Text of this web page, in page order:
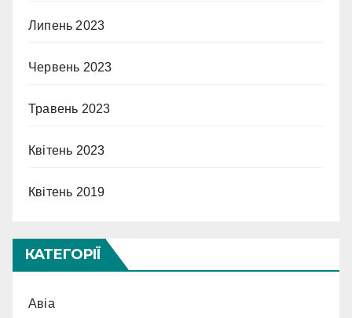
Липень 2023
Червень 2023
Травень 2023
Квітень 2023
Квітень 2019
КАТЕГОРІЇ
Авіа